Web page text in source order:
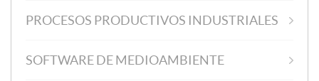
PROCESOS PRODUCTIVOS INDUSTRIALES
SOFTWARE DE MEDIOAMBIENTE